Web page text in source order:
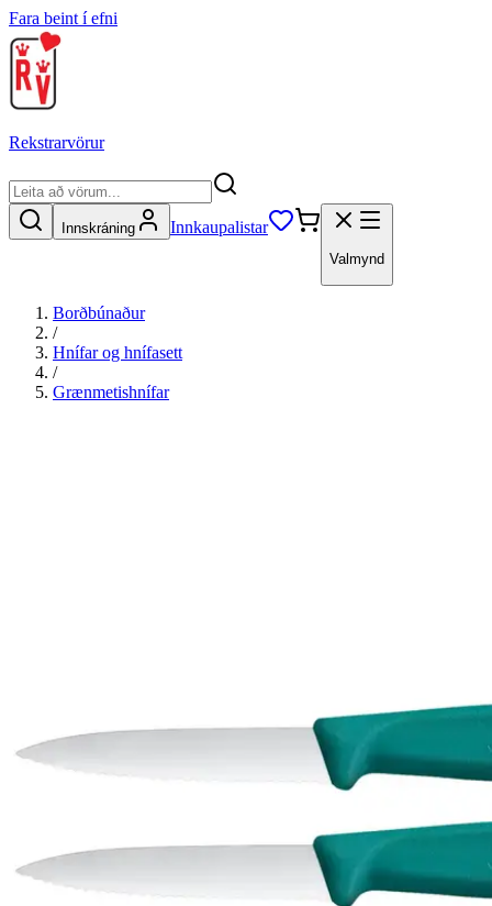
Fara beint í efni
Rekstrarvörur
Innskráning Innkaupalistar
Valmynd
Borðbúnaður
/
Hnífar og hnífasett
/
Grænmetishnífar